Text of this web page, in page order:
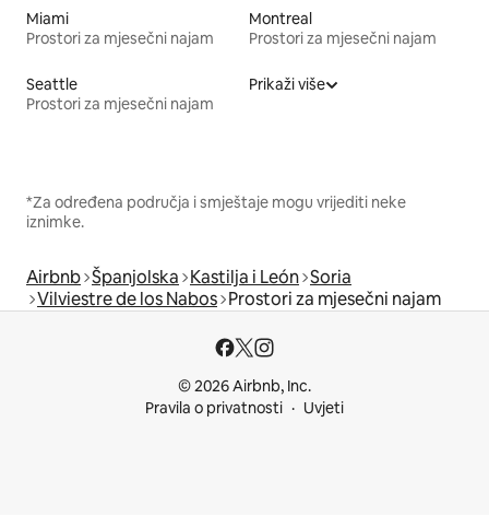
Miami
Prostori za mjesečni najam
Montreal
Prostori za mjesečni najam
Seattle
Prostori za mjesečni najam
Prikaži više
*Za određena područja i smještaje mogu vrijediti neke
iznimke.
Airbnb Španjolska Kastilja i León Soria
Vilviestre de los Nabos Prostori za mjesečni najam
© 2026 Airbnb, Inc.
Pravila o privatnosti
Uvjeti